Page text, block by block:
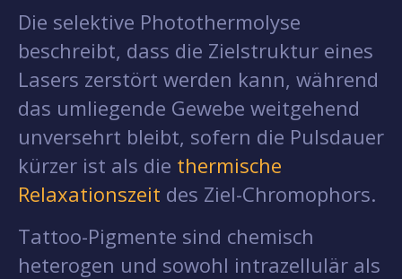
Die selektive Photothermolyse
beschreibt, dass die Zielstruktur eines
Lasers zerstört werden kann, während
das umliegende Gewebe weitgehend
unversehrt bleibt, sofern die Pulsdauer
kürzer ist als die thermische
Relaxationszeit des Ziel-Chromophors.
Tattoo-Pigmente sind chemisch
heterogen und sowohl intrazellulär als